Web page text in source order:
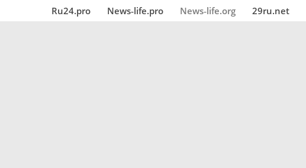
Ru24.pro News‑life.pro News‑life.org 29ru.net